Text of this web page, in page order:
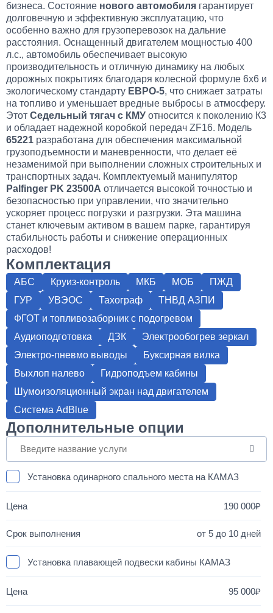
бизнеса. Состояние нового автомобиля гарантирует
долговечную и эффективную эксплуатацию, что
особенно важно для грузоперевозок на дальние
расстояния. Оснащенный двигателем мощностью 400
л.с., автомобиль обеспечивает высокую
производительность и отличную динамику на любых
дорожных покрытиях благодаря колесной формуле 6х6 и
экологическому стандарту ЕВРО-5, что снижает затраты
на топливо и уменьшает вредные выбросы в атмосферу.
Этот Седельный тягач с КМУ относится к поколению К3
и обладает надежной коробкой передач ZF16. Модель
65221 разработана для обеспечения максимальной
грузоподъемности и маневренности, что делает её
незаменимой при выполнении сложных строительных и
транспортных задач. Комплектуемый манипулятор
Palfinger PK 23500A отличается высокой точностью и
безопасностью при управлении, что значительно
ускоряет процесс погрузки и разгрузки. Эта машина
станет ключевым активом в вашем парке, гарантируя
стабильность работы и снижение операционных
расходов!
Комплектация
АБС Круиз-контроль МКБ МОБ
ПЖД
ГУР
УВЭОС Тахограф
ТНВД АЗПИ
ФГОТ и топливозаборник с подогревом
Аудиоподготовка
ДЗК
Электрообогрев зеркал
Электро-пневмо выводы
Буксирная вилка
Выхлоп налево
Гидроподъем кабины
Шумоизоляционный экран над двигателем
Система AdBlue
Дополнительные опции
Установка одинарного спального места на КАМАЗ
190 000
от 5 до 10 дней
Установка плавающей подвески кабины КАМАЗ
95 000